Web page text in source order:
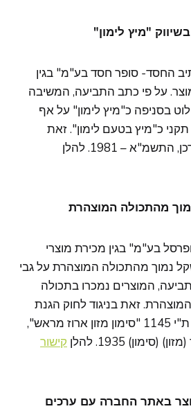
"מיץ לימון"
החסד- סופר חסד בע"מ" בגין
על פי כתב התביעה, המשיבה
בסניפה כ"מיץ לימון" על אף
כ"מיץ בטעם לימון". זאת
– 1981. להלן
מהתכולה המוצהרת
בע"מ" בגין מכירת מוצרי
נמוך מהתכולה המוצהרת על גבי
המוצרים נמכרו בתכולה
בכ-8% מזו המוצהרת. זאת בניגוד לחוק הגנת
הצרכן תשמ"א 1981, ת"י 1145 "סימון מזון ארוז מראש",
1935. להלן
קישור
באתר החברה עם ערכים